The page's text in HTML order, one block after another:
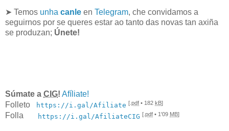
➤ Temos unha canle en Telegram, che convidamos a
seguirnos por se queres estar ao tanto das novas tan axiña
se produzan; Únete!
Súmate a CIG! Afíliate!
Folleto
https://i.gal/Afiliate [. pdf • 182 kB]
Folla https://i.gal/AfiliateCIG [. pdf • 1'09 MB]